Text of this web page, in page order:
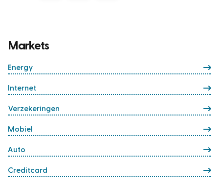
Markets
Energy
Internet
Verzekeringen
Mobiel
Auto
Creditcard